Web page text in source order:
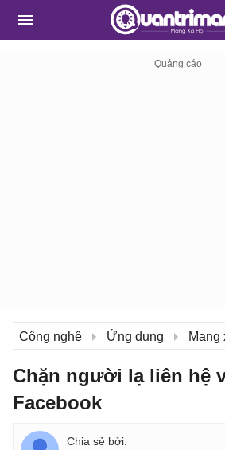
Công nghệ Ứng dụng Mạng
Chặn người lạ liên hệ
Facebook